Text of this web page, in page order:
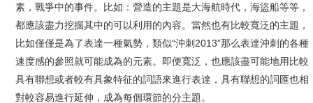
素，戰爭中的事件。比如：營造的主題是大海航時代，海盜船等等，
都應該盡力挖掘其中的可以利用的內容。當然也有比較寬泛的主題，
比如僅僅是為了表達一種氣勢，類似“沖刺2013”那么表達沖刺的各種
速度感的參照就可能成為的元素。即便寬泛，也應該盡可能地用比較
具有聯想或者較有具象特征的詞語來進行表達，具有聯想的詞匯也相
對較容易進行延伸，成為每個環節的分主題。